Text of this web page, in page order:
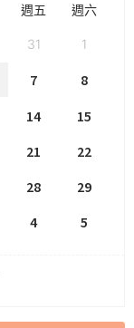
週五 週六
31 1
7
8
14
15
21
22
28
29
4 5